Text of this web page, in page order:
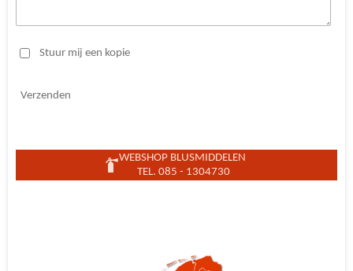
Stuur mij een kopie
Verzenden
WEBSHOP BLUSMIDDELEN
TEL. 085 - 1304730